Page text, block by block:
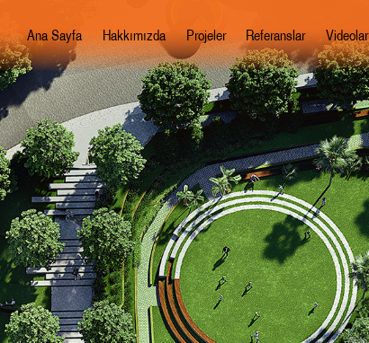
Ana Sayfa Hakkımızda Projeler Referanslar Videolar